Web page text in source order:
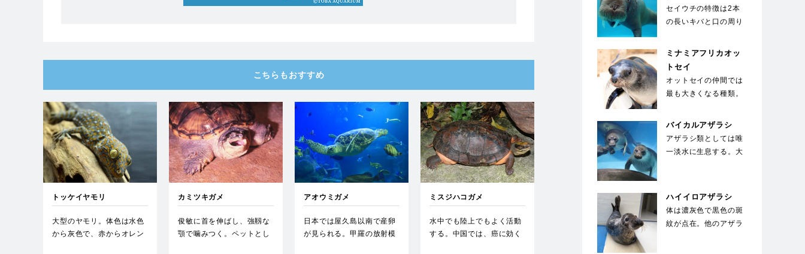
こちらもおすすめ
トッケイヤモリ
大型のヤモリ。体色は水色
から灰色で、赤からオレン
カミツキガメ
俊敏に首を伸ばし、強靱な
顎で噛みつく。ペットとし
アオウミガメ
日本では屋久島以南で産卵
が見られる。甲羅の放射模
ミスジハコガメ
水中でも陸上でもよく活動
する。中国では、癌に効く
セイウチの特徴は2本
の長いキバと口の周り
ゲ。キバは上顎の犬…
ミナミアフリカオッ
トセイ
オットセイの仲間では
最も大きくなる種類。
綿毛のような下毛が
密…
バイカルアザラシ
アザラシ類としては唯
一淡水に生息する。大
ハイイロアザラシ
体は濃灰色で黒色の斑
紋が点在。他のアザラ